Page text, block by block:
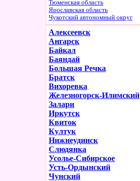
Тюменская область
Ярославская область
Чукотский автономный округ
Алексеевск
Ангарск
Байкал
Баяндай
Большая Речка
Братск
Вихоревка
Железногорск-Илимский
Залари
Иркутск
Квиток
Култук
Нижнеудинск
Слюдянка
Усолье-Сибирское
Усть-Ордынский
Чунский